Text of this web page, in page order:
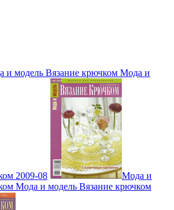
и модель Вязание крючком Мода и
2009-08
Мода и
Мода и модель Вязание крючком